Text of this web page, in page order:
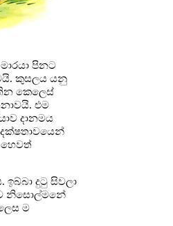
පිනට
කුසලය යනු
කෙලෙස්
එම
දානමය
හෙවත්
දුටු සිවලා
නිසොල්මනේ
ම